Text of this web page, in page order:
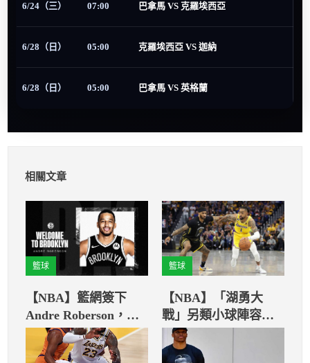
6/24（三） 07:00 巴拿馬 VS 克羅埃西亞
6/28（日） 05:00 克羅埃西亞 VS 迦納
6/28（日） 05:00 巴拿馬 VS 英格蘭
相關文章
籃球
【NBA】籃網簽下
Andre Roberson，收
編第五位雷霆前球員
籃球
【NBA】「湖勇大
戰」另類小球陣容！
勇士隊小裴頓扛先發